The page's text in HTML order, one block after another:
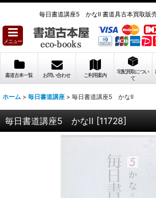
毎日書道講座5 かなII 書道具古本買取販
メニュー
書道古本一覧 お問い合わせ ご利用案内
宅配買取につい
て
ホーム > 毎日書道講座 > 毎日書道講座5 かなII
毎日書道講座5 かなII [11728]